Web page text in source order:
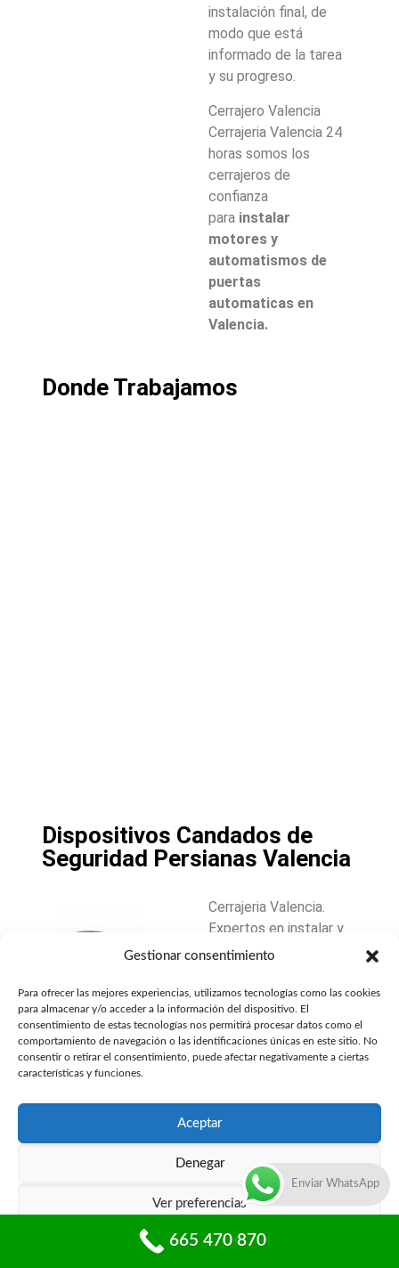
Gestionar consentimiento
Para ofrecer las mejores experiencias, utilizamos tecnologías como las cookies
para almacenar y/o acceder a la información del dispositivo. El
consentimiento de estas tecnologías nos permitirá procesar datos como el
comportamiento de navegación o las identificaciones únicas en este sitio. No
consentir o retirar el consentimiento, puede afectar negativamente a ciertas
características y funciones.
Aceptar
Denegar
Ver preferencias
Política de privacidad
instalación final, de
modo que está
informado de la tarea
y su progreso.
Cerrajero Valencia
Cerrajeria Valencia 24
horas somos los
cerrajeros de
confianza
para instalar
motores y
automatismos de
puertas
automaticas en
Valencia.
Donde Trabajamos
Dispositivos Candados de
Seguridad Persianas Valencia
Cerrajeria Valencia.
Expertos en instalar y
sustituir cerraduras
de locales
comerciales,
instalamos y
sustituimos candados
en persianas
metálicas, puertas
enrollables, puertas
de cristal, puertas
basculantes, etc. en
Valencia capital y
cercanías. Ofreciendo
Enviar WhatsApp
665 470 870